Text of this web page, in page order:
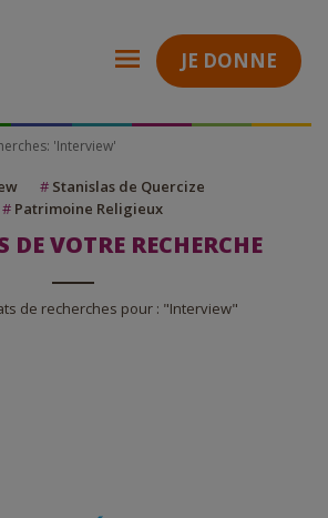
JE DONNE
'Interview'
# Stanislas de Quercize
# Patrimoine Religieux
DE VOTRE RECHERCHE
de recherches pour : "Interview"